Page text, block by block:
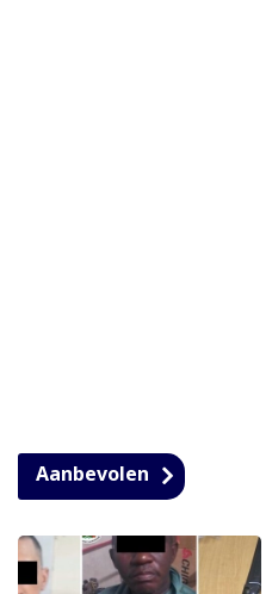
Aanbevolen